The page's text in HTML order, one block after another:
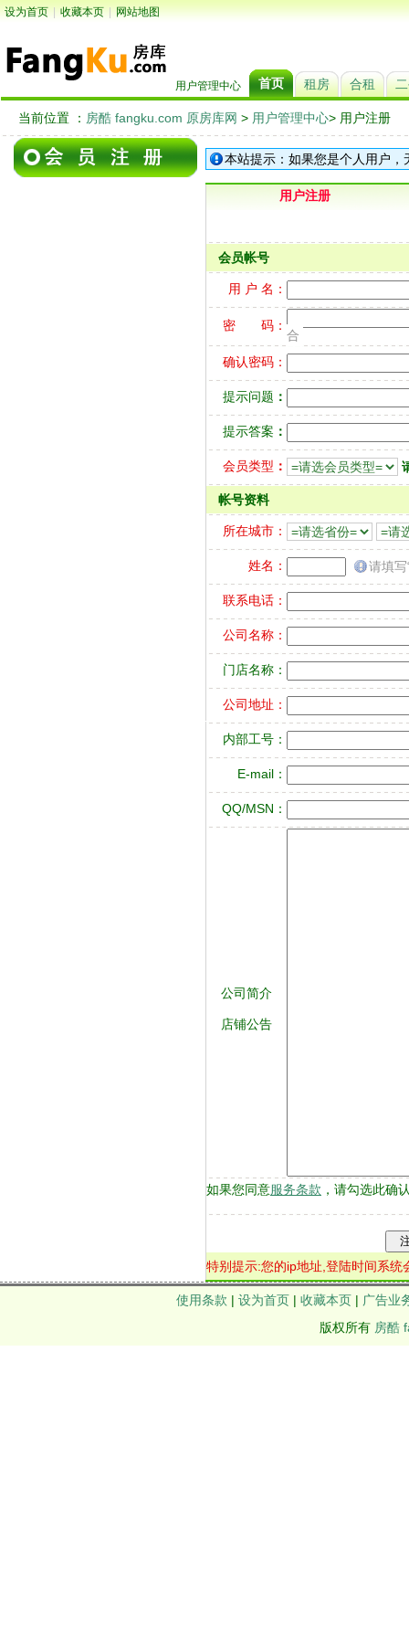
设为首页 | 收藏本页 | 网站地图
用户管理中心 首页 租房 合租
当前位置 ： 房酷 fangku.com 原房库网 > 用户管理中心> 用户注册
本站提示：如果您是个人用户
用户注册
会员帐号
用 户 名：
密 码：
合
确认密码：
提示问题 ：
提示答案 ：
会员类型 ：
帐号资料
所在城市：
姓名： 请填写
联系电话：
公司名称：
门店名称：
公司地址：
内部工号：
E-mail：
QQ/MSN：
公司简介
店铺公告
如果您同意服务条款 ，请勾选此
特别提示:您的ip地址,登陆时间系
使用条款 | 设为首页 | 收藏本页 | 广告业
版权所有 房酷